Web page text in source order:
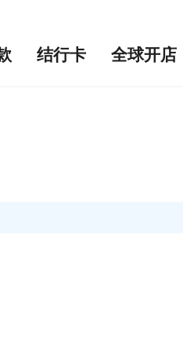
结行卡 全球开店